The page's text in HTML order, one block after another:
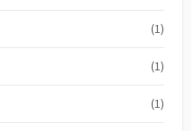
(1)
(1)
(1)